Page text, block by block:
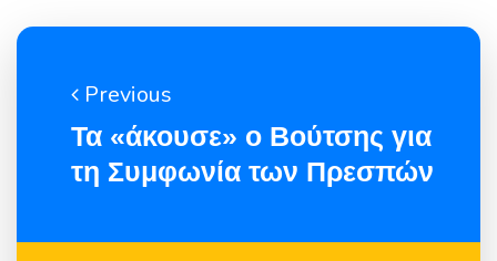
Previous
Τα «άκουσε» ο Βούτσης για
τη Συμφωνία των Πρεσπών